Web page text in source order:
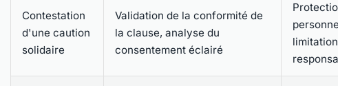
Contestation
d'une caution
solidaire
Validation de la conformité de
la clause, analyse du
consentement éclairé